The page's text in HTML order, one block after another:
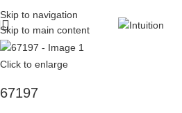
Skip to navigation
Skip to main content
Click to enlarge
67197